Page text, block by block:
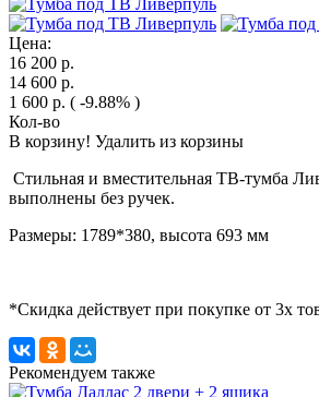
Цена:
16 200 р.
14 600 р.
1 600 р. ( -9.88% )
Кол-во
В корзину! Удалить из корзины
Стильная и вместительная ТВ-тумба
выполнены без ручек.
Размеры: 1789*380, высота 693 мм
*Скидка действует при покупке от 3х
Рекомендуем также